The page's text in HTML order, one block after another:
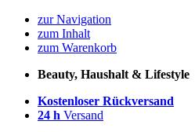
zur Navigation
zum Inhalt
zum Warenkorb
Beauty, Haushalt & Lifestyle
Kostenloser Rückversand
24 h Versand